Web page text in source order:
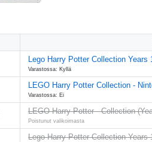
Lego Harry Potter Collection Years
Varastossa: Kyllä
LEGO Harry Potter Collection -
Varastossa: Ei
LEGO Harry Potter - Collection
Poistunut valikoimasta
Lego Harry Potter Collection Years